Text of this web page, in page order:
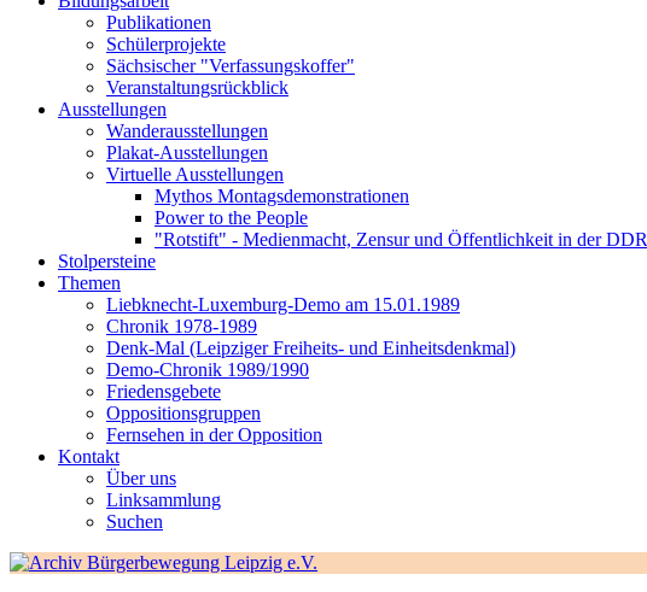
Publikationen
Schülerprojekte
Sächsischer "Verfassungskoffer"
Veranstaltungsrückblick
Ausstellungen
Wanderausstellungen
Plakat-Ausstellungen
Virtuelle Ausstellungen
Mythos Montagsdemonstrationen
Power to the People
"Rotstift" - Medienmacht, Zensur und Öffentlichkeit in der DDR
Stolpersteine
Themen
Liebknecht-Luxemburg-Demo am 15.01.1989
Chronik 1978-1989
Denk-Mal (Leipziger Freiheits- und Einheitsdenkmal)
Demo-Chronik 1989/1990
Friedensgebete
Oppositionsgruppen
Fernsehen in der Opposition
Kontakt
Über uns
Linksammlung
Suchen